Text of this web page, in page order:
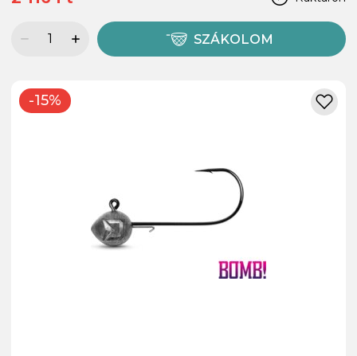
SZÁKOLOM
-15%